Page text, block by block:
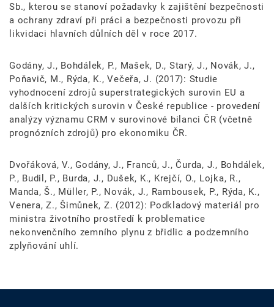
Sb., kterou se stanoví požadavky k zajištění bezpečnosti
a ochrany zdraví při práci a bezpečnosti provozu při
likvidaci hlavních důlních děl v roce 2017.
Godány, J., Bohdálek, P., Mašek, D., Starý, J., Novák, J.,
Poňavič, M., Rýda, K., Večeřa, J. (2017): Studie
vyhodnocení zdrojů superstrategických surovin EU a
dalších kritických surovin v České republice - provedení
analýzy významu CRM v surovinové bilanci ČR (včetně
prognózních zdrojů) pro ekonomiku ČR.
Dvořáková, V., Godány, J., Franců, J., Čurda, J., Bohdálek,
P., Budil, P., Burda, J., Dušek, K., Krejčí, O., Lojka, R.,
Manda, Š., Müller, P., Novák, J., Rambousek, P., Rýda, K.,
Venera, Z., Šimůnek, Z. (2012): Podkladový materiál pro
ministra životního prostředí k problematice
nekonvenčního zemního plynu z břidlic a podzemního
zplyňování uhlí.